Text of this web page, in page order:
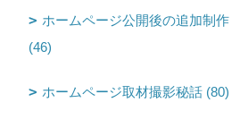
ホームページ公開後の追加制作
(46)
ホームページ取材撮影秘話 (80)